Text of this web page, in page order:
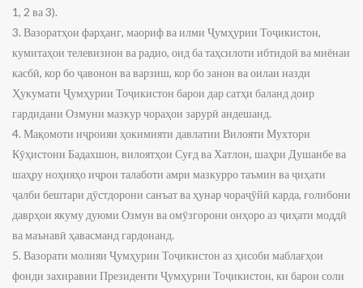
1, 2 ва 3).
3. Вазоратҳои фарҳанг, маориф ва илми Ҷумҳурии Тоҷикистон,
кумитаҳои телевизион ва радио, оид ба таҳсилоти ибтидоӣ ва миёнаи
касбӣ, кор бо ҷавонон ва варзиш, кор бо занон ва оилаи назди
Ҳукумати Ҷумҳурии Тоҷикистон барои дар сатҳи баланд доир
гардидани Озмуни мазкур чораҳои зарурӣ андешанд.
4. Мақомоти иҷроияи ҳокимияти давлатии Вилояти Мухтори
Кӯҳистони Бадахшон, вилоятҳои Суғд ва Хатлон, шаҳри Душанбе ва
шаҳру ноҳияҳо иҷрои талаботи амри мазкурро таъмин ва ҷиҳати
ҷалби бештари дӯстдорони санъат ва ҳунар чораҷӯйӣ карда, ғолибони
даврҳои якуму дуюми Озмун ва омӯзгорони онҳоро аз ҷиҳати моддӣ
ва маънавӣ ҳавасманд гардонанд.
5. Вазорати молияи Ҷумҳурии Тоҷикистон аз ҳисоби маблағҳои
фонди захиравии Президенти Ҷумҳурии Тоҷикистон, ки барои соли